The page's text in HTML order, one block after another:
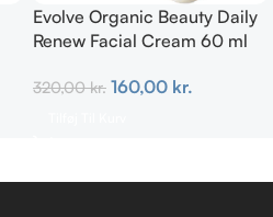
Evolve Organic Beauty Daily
Renew Facial Cream 60 ml
320,00kr. 160,00 kr.